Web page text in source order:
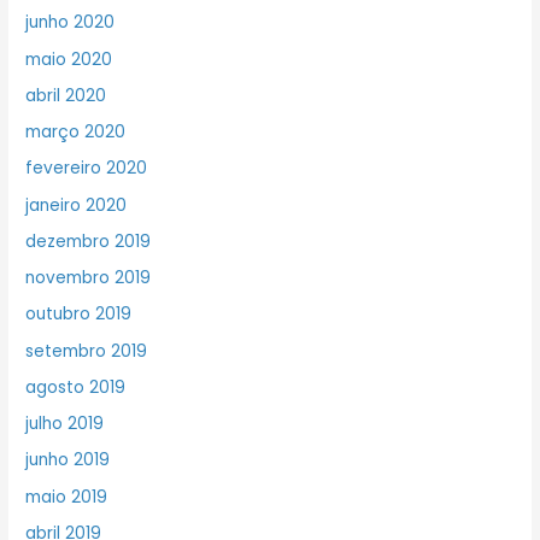
junho 2020
maio 2020
abril 2020
março 2020
fevereiro 2020
janeiro 2020
dezembro 2019
novembro 2019
outubro 2019
setembro 2019
agosto 2019
julho 2019
junho 2019
maio 2019
abril 2019